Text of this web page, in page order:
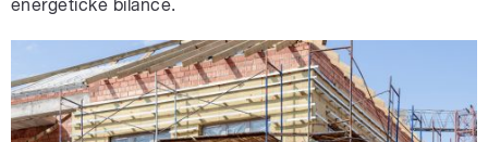
energetické bilance.